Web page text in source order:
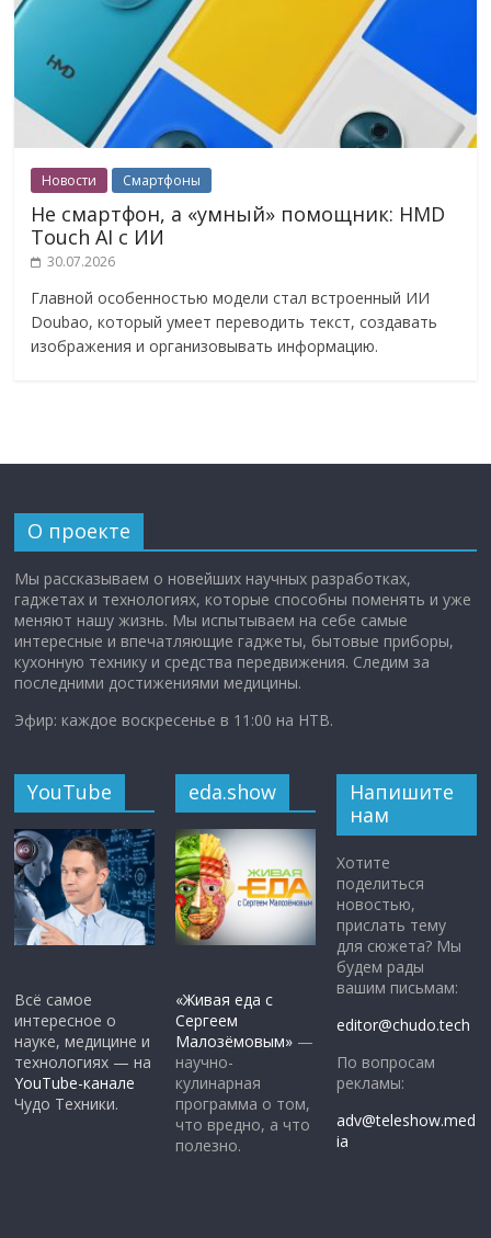
Новости Смартфоны
Не смартфон, а «умный» помощник: HMD
Touch AI с ИИ
30.07.2026
Главной особенностью модели стал встроенный ИИ
Doubao, который умеет переводить текст, создавать
изображения и организовывать информацию.
О проекте
Мы рассказываем о новейших научных разработках,
гаджетах и технологиях, которые способны поменять и уже
меняют нашу жизнь. Мы испытываем на себе самые
интересные и впечатляющие гаджеты, бытовые приборы,
кухонную технику и средства передвижения. Следим за
последними достижениями медицины.
Эфир: каждое воскресенье в 11:00 на НТВ.
YouTube
Всё самое
интересное о
науке, медицине и
технологиях — на
YouTube-канале
Чудо Техники.
eda.show
«Живая еда с
Сергеем
Малозёмовым» —
научно-
кулинарная
программа о том,
что вредно, а что
полезно.
Напишите
нам
Хотите
поделиться
новостью,
прислать тему
для сюжета? Мы
будем рады
вашим письмам:
editor@chudo.tech
По вопросам
рекламы:
adv@teleshow.med
ia